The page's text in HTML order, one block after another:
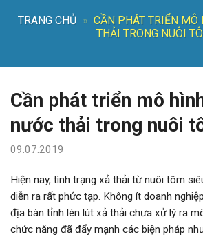
TRANG CHỦ » CẦN PHÁT TRIỂN MÔ
THẢI TRONG NUÔI
Cần phát triển mô
nước thải trong nuôi
09.07.2019
Hiện nay, tình trạng xả thải từ nuôi tôm
diễn ra rất phức tạp. Không ít doanh
địa bàn tỉnh lén lút xả thải chưa xử lý ra
chức năng đã đẩy mạnh các biện pháp